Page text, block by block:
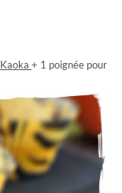
+ 1 poignée pour